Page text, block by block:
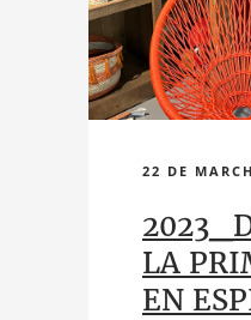
22 DE
LA
EN